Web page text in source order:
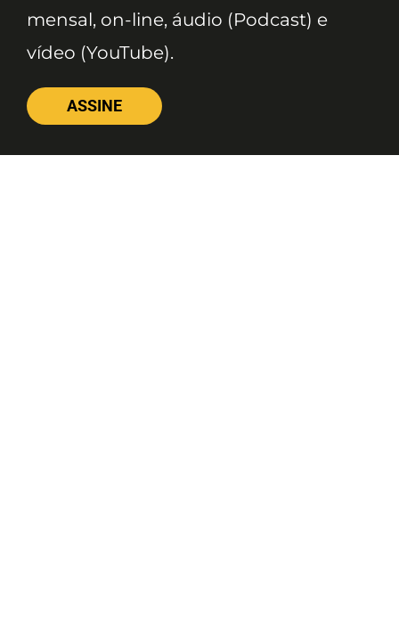
mensal, on-line, áudio (Podcast) e
vídeo (YouTube).
ASSINE